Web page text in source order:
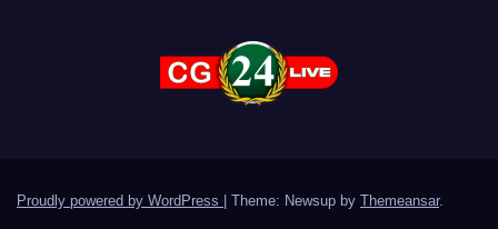
Proudly powered by WordPress Theme: Newsup by Themeansar.